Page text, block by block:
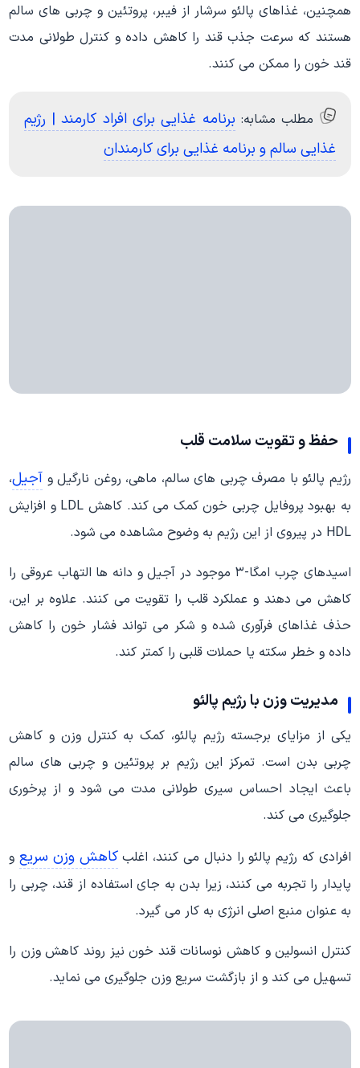
همچنین، غذاهای پالئو سرشار از فیبر، پروتئین و چربی های سالم
هستند که سرعت جذب قند را کاهش داده و کنترل طولانی مدت
قند خون را ممکن می کنند.
مطلب مشابه: برنامه غذایی برای افراد کارمند | رژیم
غذایی سالم و برنامه غذایی برای کارمندان
حفظ و تقویت سلامت قلب
رژیم پالئو با مصرف چربی های سالم، ماهی، روغن نارگیل و آجیل،
به بهبود پروفایل چربی خون کمک می کند. کاهش LDL و افزایش
HDL در پیروی از این رژیم به وضوح مشاهده می شود.
اسیدهای چرب امگا-۳ موجود در آجیل و دانه ها التهاب عروقی را
کاهش می دهند و عملکرد قلب را تقویت می کنند. علاوه بر این،
حذف غذاهای فرآوری شده و شکر می تواند فشار خون را کاهش
داده و خطر سکته یا حملات قلبی را کمتر کند.
مدیریت وزن با رژیم پالئو
یکی از مزایای برجسته رژیم پالئو، کمک به کنترل وزن و کاهش
چربی بدن است. تمرکز این رژیم بر پروتئین و چربی های سالم
باعث ایجاد احساس سیری طولانی مدت می شود و از پرخوری
جلوگیری می کند.
افرادی که رژیم پالئو را دنبال می کنند، اغلبکاهش وزن سریع و
پایدار را تجربه می کنند، زیرا بدن به جای استفاده از قند، چربی را
به عنوان منبع اصلی انرژی به کار می گیرد.
کنترل انسولین و کاهش نوسانات قند خون نیز روند کاهش وزن را
تسهیل می کند و از بازگشت سریع وزن جلوگیری می نماید.